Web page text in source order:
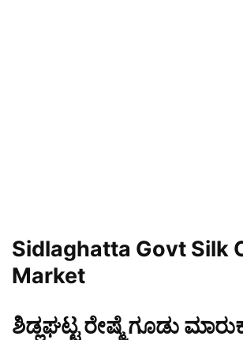
Sidlaghatta Govt Silk
Market
ಶಿಡ್ಲಘಟ್ಟ ರೇಷ್ಮೆ ಗೂಡು